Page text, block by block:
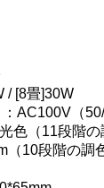
/ [8畳]30W
AC100V（50/
色（11段階の
（10段階の調